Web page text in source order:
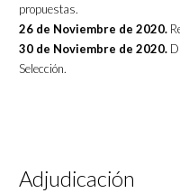
propuestas.
26 de Noviembre de 2020.
30 de Noviembre de 2020.
Selección.
Adjudicación